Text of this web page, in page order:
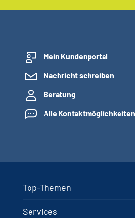
Mein Kundenportal
Nachricht schreiben
Beratung
Alle Kontaktmöglichkeiten
Top-Themen
Services